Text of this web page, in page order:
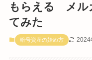
もらえる メル
てみた
暗号資産の始め方 2024